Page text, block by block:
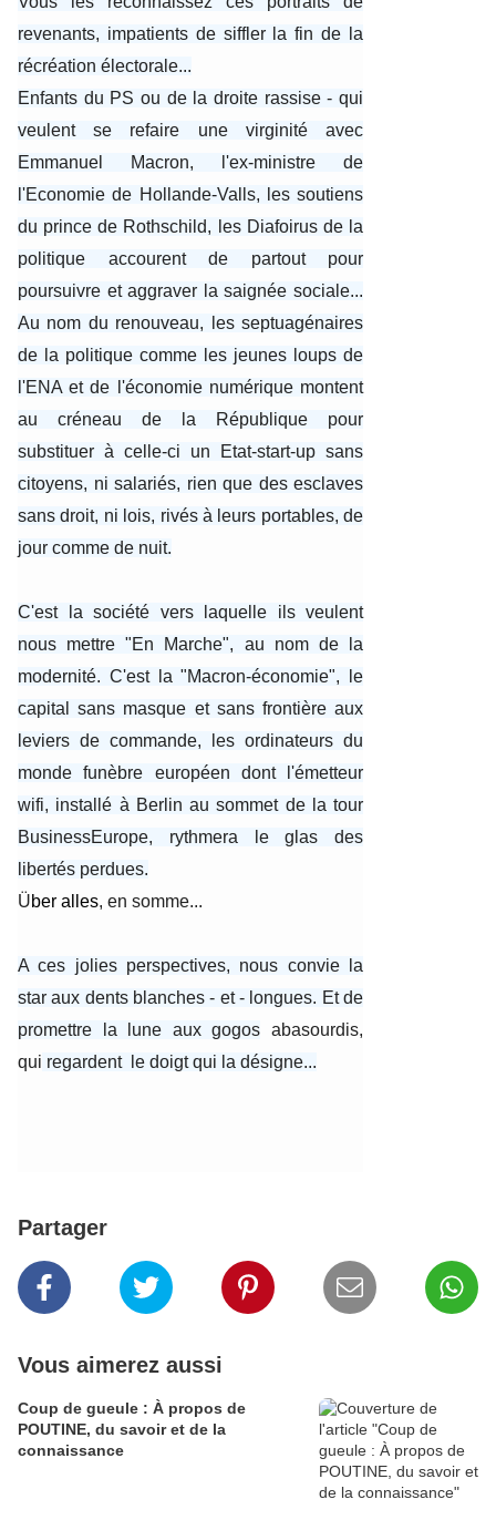
revenants, impatients de siffler la fin de la
récréation électorale...
Enfants du PS ou de la droite rassise - qui
veulent se refaire une virginité avec
Emmanuel Macron, l'ex-ministre de
l'Economie de Hollande-Valls, les soutiens
du prince de Rothschild, les Diafoirus de la
politique accourent de partout pour
poursuivre et aggraver la saignée sociale...
Au nom du renouveau, les septuagénaires
de la politique comme les jeunes loups de
l'ENA et de l'économie numérique montent
au créneau de la République pour
substituer à celle-ci un Etat-start-up sans
citoyens, ni salariés, rien que des esclaves
sans droit, ni lois, rivés à leurs portables, de
jour comme de nuit.
C'est la société vers laquelle ils veulent
nous mettre "En Marche", au nom de la
modernité. C'est la "Macron-économie", le
capital sans masque et sans frontière aux
leviers de commande, les ordinateurs du
monde funèbre européen dont l'émetteur
wifi, installé à Berlin au sommet de la tour
BusinessEurope, rythmera le glas des
libertés perdues.
Über alles, en somme...
A ces jolies perspectives, nous convie la
star aux dents blanches - et - longues. Et de
promettre la lune aux gogos abasourdis,
qui regardent le doigt qui la désigne...
Partager
Vous aimerez aussi
Coup de gueule : À propos de
POUTINE, du savoir et de la
connaissance